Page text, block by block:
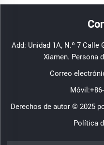
Add: Unidad 1A, N.º 7 Calle
Xiamen. Persona
Correo
Móvil:
Derechos de autor © 2025
Política